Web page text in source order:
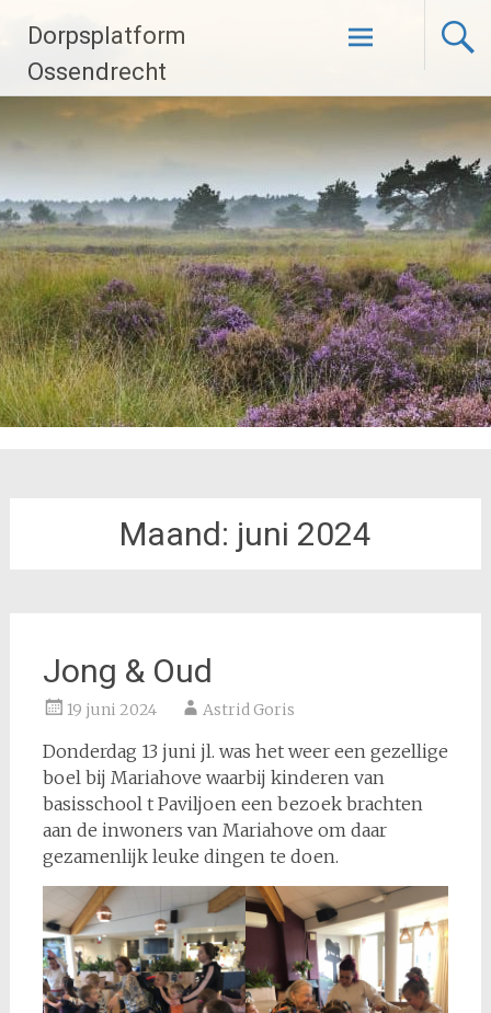
naar
inhoud
Dorpsplatform
Ossendrecht
Maand: juni 2024
Jong & Oud
19 juni 2024 Astrid Goris
Donderdag 13 juni jl. was het weer een gezellige
boel bij Mariahove waarbij kinderen van
basisschool t Paviljoen een bezoek brachten
aan de inwoners van Mariahove om daar
gezamenlijk leuke dingen te doen.